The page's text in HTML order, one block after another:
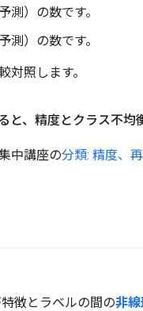
測）の数です。
測）の数です。
対照します。
と、精度とクラス不均
中講座の分類: 精度、
徴とラベルの間の非